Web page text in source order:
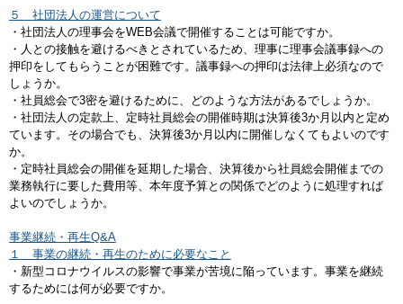
５ 社団法人の運営について
・社団法人の理事会をWEB会議で開催することは可能ですか。
・人との接触を避けるべきとされているため、理事に理事会議事録への
押印をしてもらうことが困難です。議事録への押印は法律上必須なので
しょうか。
・社員総会で3密を避けるために、どのような方法があるでしょうか。
・社団法人の定款上、定時社員総会の開催時期は決算後3か月以内と定め
ています。その場合でも、決算後3か月以内に開催しなくてもよいのです
か。
・定時社員総会の開催を延期した場合、決算後から社員総会開催までの
業務執行に要した費用等、本年度予算との関係でどのように処理すれば
よいのでしょうか。
事業継続・再生Q&A
１ 事業の継続・再生のために必要なこと
・新型コロナウイルスの影響で事業が苦境に陥っています。事業を継続
するためには何が必要ですか。